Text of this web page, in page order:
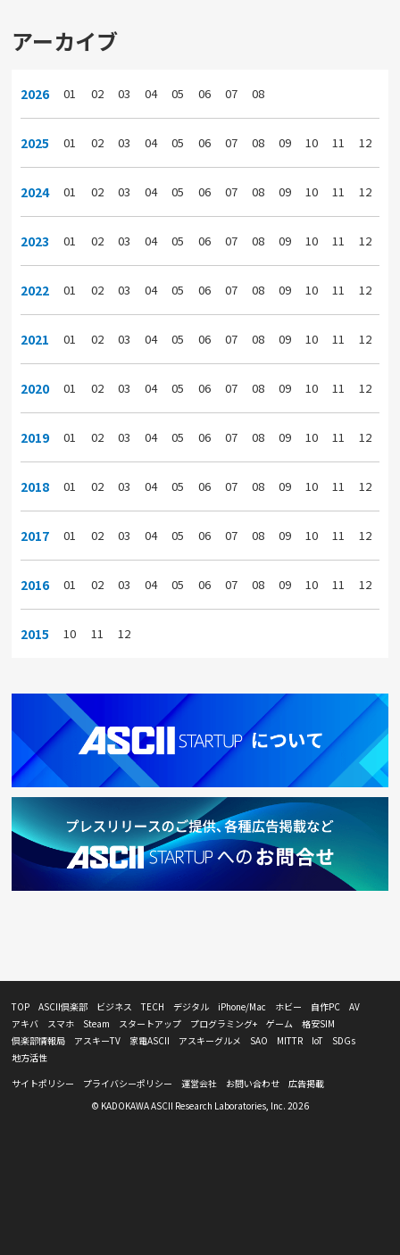
アーカイブ
2026 01 02 03 04 05 06 07 08
2025 01 02 03 04 05 06 07 08 09 10 11 12
2024 01 02 03 04 05 06 07 08 09 10 11 12
2023 01 02 03 04 05 06 07 08 09 10 11 12
2022 01 02 03 04 05 06 07 08 09 10 11 12
2021 01 02 03 04 05 06 07 08 09 10 11 12
2020 01 02 03 04 05 06 07 08 09 10 11 12
2019 01 02 03 04 05 06 07 08 09 10 11 12
2018 01 02 03 04 05 06 07 08 09 10 11 12
2017 01 02 03 04 05 06 07 08 09 10 11 12
2016 01 02 03 04 05 06 07 08 09 10 11 12
2015 10 11 12
TOP ASCII倶楽部 ビジネス TECH デジタル iPhone/Mac ホビー 自作PC
AV
アキバ
スマホ Steam スタートアップ プログラミング+ ゲーム
格安SIM
倶楽部情報局
アスキーTV 家電ASCII アスキーグルメ SAO MITTR IoT
SDGs
地方活性
サイトポリシー
プライバシーポリシー 運営会社 お問い合わせ
広告掲載
© KADOKAWA ASCII Research Laboratories, Inc. 2026